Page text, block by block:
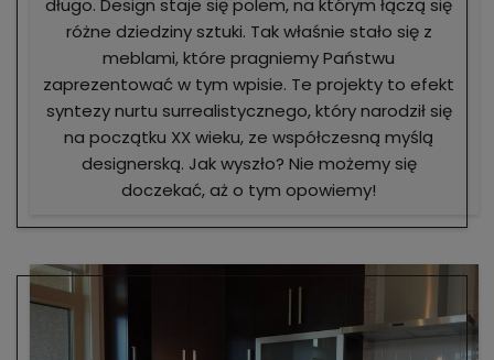
długo. Design staje się polem, na którym łączą się
różne dziedziny sztuki. Tak właśnie stało się z
meblami, które pragniemy Państwu
zaprezentować w tym wpisie. Te projekty to efekt
syntezy nurtu surrealistycznego, który narodził się
na początku XX wieku, ze współczesną myślą
designerską. Jak wyszło? Nie możemy się
doczekać, aż o tym opowiemy!